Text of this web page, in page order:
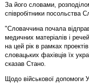
За його словами,
співробітники посольства
"Словаччина почала
медичних матеріалів і
на цей рік в рамках
словацьких фахівців їх
сказав Стано.
Щодо військової допомоги